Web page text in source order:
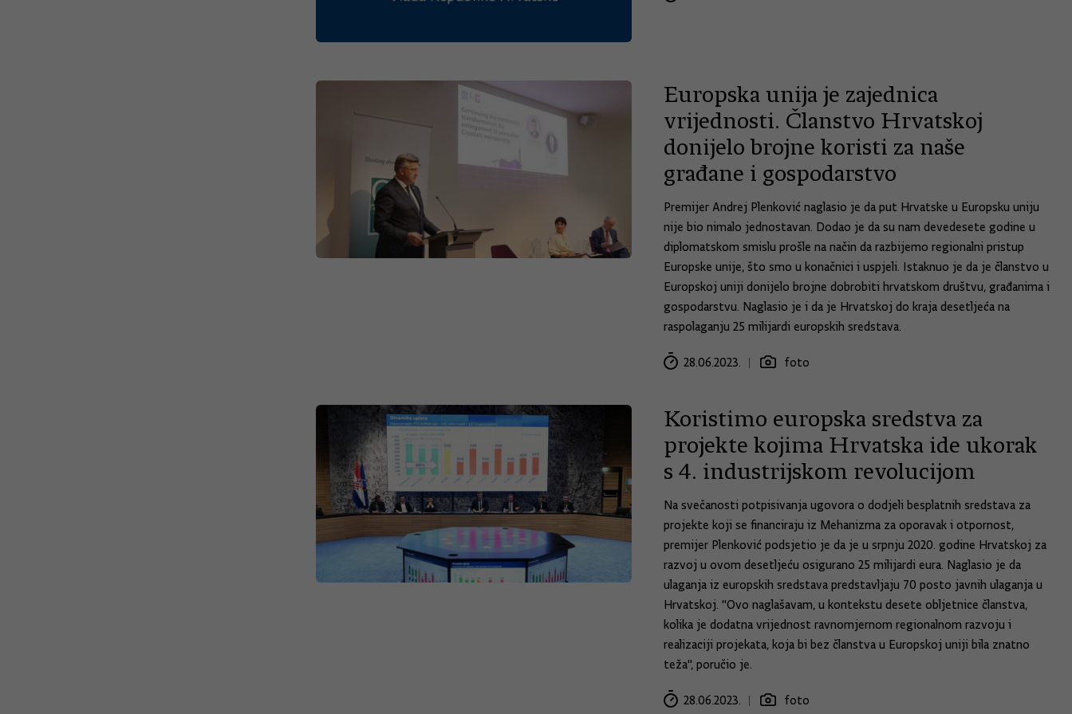
Europska unija je zajednica
vrijednosti. Članstvo Hrvatskoj
donijelo brojne koristi za naše
građane i gospodarstvo
Premijer Andrej Plenković naglasio je da put Hrvatske u Europsku uniju
nije bio nimalo jednostavan. Dodao je da su nam devedesete godine u
diplomatskom smislu prošle na način da razbijemo regionalni pristup
Europske unije, što smo u konačnici i uspjeli. Istaknuo je da je članstvo u
Europskoj uniji donijelo brojne dobrobiti hrvatskom društvu, građanima i
gospodarstvu. Naglasio je i da je Hrvatskoj do kraja desetljeća na
raspolaganju 25 milijardi europskih sredstava.
28.06.2023. foto
Koristimo europska sredstva za
projekte kojima Hrvatska ide ukorak
s 4. industrijskom revolucijom
Na svečanosti potpisivanja ugovora o dodjeli besplatnih sredstava za
projekte koji se financiraju iz Mehanizma za oporavak i otpornost,
premijer Plenković podsjetio je da je u srpnju 2020. godine Hrvatskoj za
razvoj u ovom desetljeću osigurano 25 milijardi eura. Naglasio je da
ulaganja iz europskih sredstava predstavljaju 70 posto javnih ulaganja u
Hrvatskoj. "Ovo naglašavam, u kontekstu desete obljetnice članstva,
kolika je dodatna vrijednost ravnomjernom regionalnom razvoju i
realizaciji projekata, koja bi bez članstva u Europskoj uniji bila znatno
teža", poručio je.
28.06.2023. foto